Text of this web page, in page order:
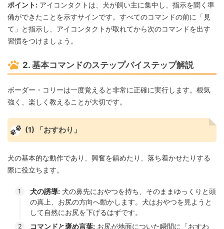
ポイント: アイコンタクトは、犬が飼い主に集中し、指示を聞く準
備ができたことを示すサインです。すべてのコマンドの前に「見
て」と指示し、アイコンタクトが取れてから次のコマンドを出す
習慣をつけましょう。
2. 基本コマンドのステップバイステップ解説
ボーダー・コリーは一度覚えると非常に正確に実行します。根気
強く、楽しく教えることが大切です。
(1) 「おすわり」
犬の基本的な動作であり、興奮を鎮めたり、落ち着かせたりする
際に役立ちます。
犬の誘導: 犬の鼻先におやつを持ち、そのままゆっくりと頭
の真上、お尻の方向へ動かします。犬はおやつを見ようと
して自然にお尻を下げるはずです。
コマンドと褒め言葉: お尻が地面についた瞬間に「おすわ